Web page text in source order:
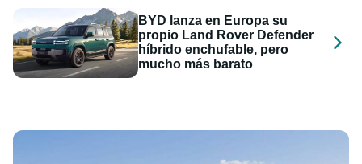
BYD lanza en Europa su
propio Land Rover Defender
híbrido enchufable, pero
mucho más barato